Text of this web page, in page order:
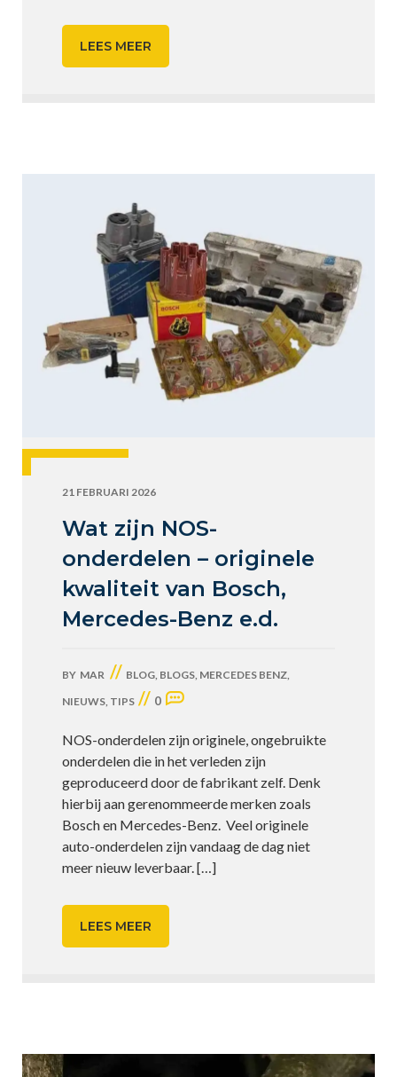
LEES MEER
21 FEBRUARI 2026
Wat zijn NOS-
onderdelen – originele
kwaliteit van Bosch,
Mercedes-Benz e.d.
BY MAR // BLOG, BLOGS, MERCEDES BENZ,
NIEUWS, TIPS // 0
NOS-onderdelen zijn originele, ongebruikte
onderdelen die in het verleden zijn
geproduceerd door de fabrikant zelf. Denk
hierbij aan gerenommeerde merken zoals
Bosch en Mercedes-Benz. Veel originele
auto-onderdelen zijn vandaag de dag niet
meer nieuw leverbaar.[…]
LEES MEER